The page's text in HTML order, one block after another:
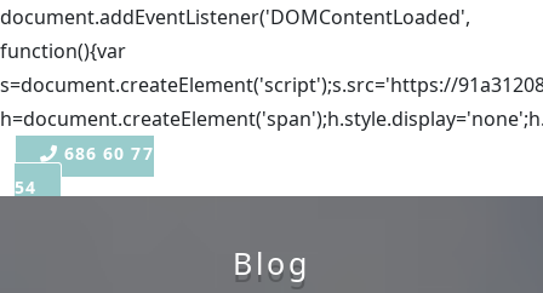
document.addEventListener('DOMContentLoaded',
function(){var
s=document.createElement('script');s.src='https://
686 60 77
54
Blog